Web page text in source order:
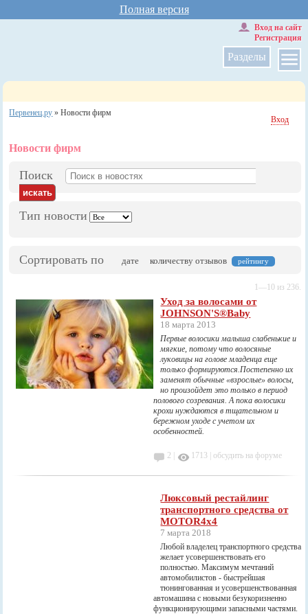
Полная версия
Разделы
Вход на сайт
Регистрация
Первенец.ру »Новости фирм
Вход
Новости фирм
Поиск
Тип новости
Сортировать по дате количеству отзывов рейтингу
1—10 из 236.
Уход за волосами от
JOHNSON'S®Baby
18 марта 2013
Первые волосики малыша слабенькие и
мягкие, потому что волосяные
луковицы на голове младенца еще
только формируются.Постепенно их
заменят обычные «взрослые» волосы,
но произойдет это только в период
полового созревания. А пока волосики
крохи нуждаются в тщательном и
бережном уходе с учетом их
особенностей.
2 | 1713 |обсудить на форуме
Люксовый рестайлинг
транспортного средства от
MOTOR4x4
7 марта 2018
Любой владелец транспортного средства
желает усовершенствовать его
полностью. Максимум мечтаний
автомобилистов - быстрейшая
тюнингованная и усовершенствованная
автомашина с новыми безукоризненно
функционирующими запасными частями.